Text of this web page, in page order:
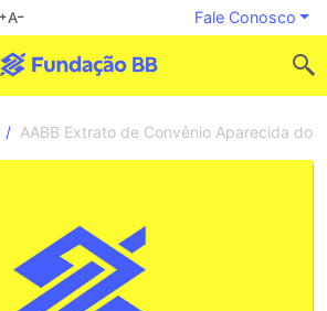
Fale Conosco
AABB Extrato de Convênio Aparecida do